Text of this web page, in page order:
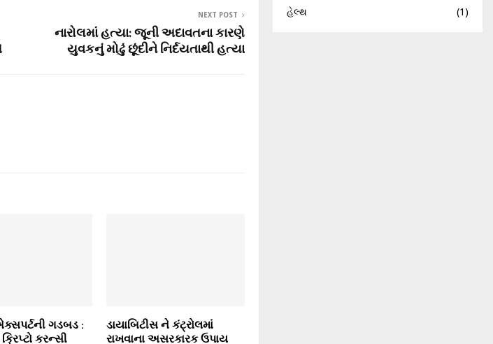
NEXT POST
નારોલમાં હત્યા: જૂની અદાવતના કારણે
યુવકનું મોઢું છૂંદીને નિર્દયતાથી હત્યા
ગડબડ :
કરન્સી
ડાયાબિટીસ ને કંટ્રોલમાં
રાખવાના અસરકારક ઉપાય
હેલ્થ
(1)